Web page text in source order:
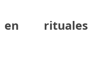
rituales